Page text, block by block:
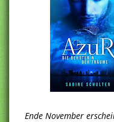
Ende November